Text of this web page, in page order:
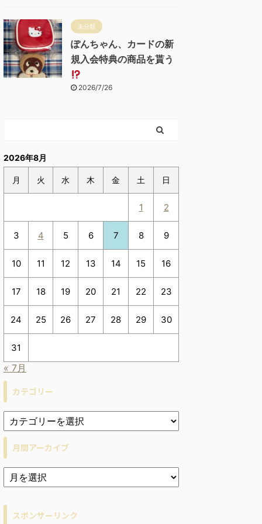
未分類
ぽんちゃん、カードの新
規入会特典の商品を貰う
2026/7/26
2026年8月
月 火 水 木 金 土 日
1 2
3 4 5 6 7 8 9
10 11 12 13 14 15 16
17 18 19 20 21 22 23
24 25 26 27 28 29 30
31
« 7月
カテゴリー
月間アーカイブ
ア
ー
スポンサーリンク